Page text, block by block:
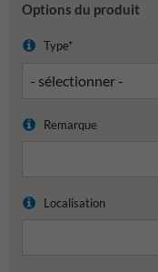
Options du produit
Type*
Remarque
Localisation